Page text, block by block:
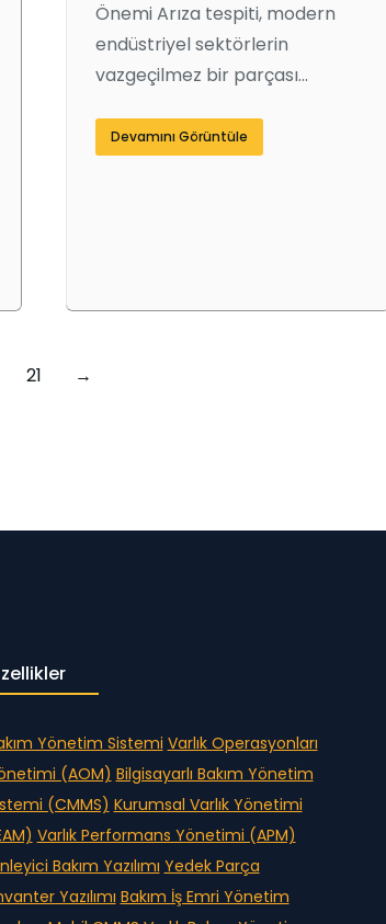
Önemi Arıza tespiti, modern
endüstriyel sektörlerin
vazgeçilmez bir parçası…
Devamını Görüntüle
21 →
Yönetim Sistemi Varlık Operasyonları
(AOM) Bilgisayarlı Bakım Yönetim
(CMMS) Kurumsal Varlık Yönetimi
Varlık Performans Yönetimi (APM)
Bakım Yazılımı Yedek Parça
Yazılımı Bakım İş Emri Yönetim